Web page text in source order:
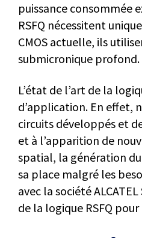
puissance consommée
RSFQ nécessitent
CMOS actuelle, ils
submicronique profond.
L’état de l’art de la
d’application. En effet,
circuits développés et
et à l’apparition de
spatial, la génération
sa place malgré les
avec la société
de la logique RSFQ